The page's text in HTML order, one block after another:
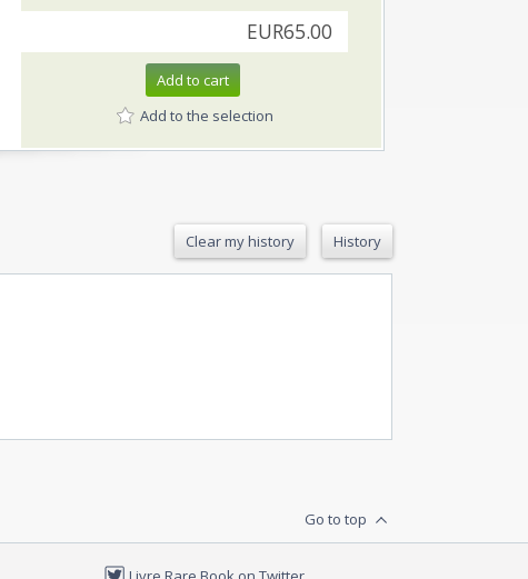
EUR65.00
Add to cart
Add to the selection
Clear my history History
Go to top